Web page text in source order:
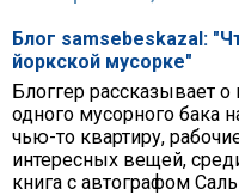
Блог samsebeskazal:
йоркской мусорке"
Блоггер рассказывает
одного мусорного бака
чью-то квартиру,
интересных вещей,
книга с автографом